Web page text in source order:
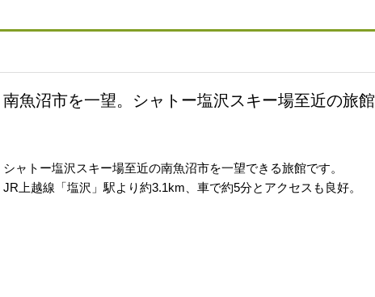
南魚沼市を一望。シャトー塩沢スキー場至近の旅館
シャトー塩沢スキー場至近の南魚沼市を一望できる旅館です。
JR上越線「塩沢」駅より約3.1km、車で約5分とアクセスも良好。